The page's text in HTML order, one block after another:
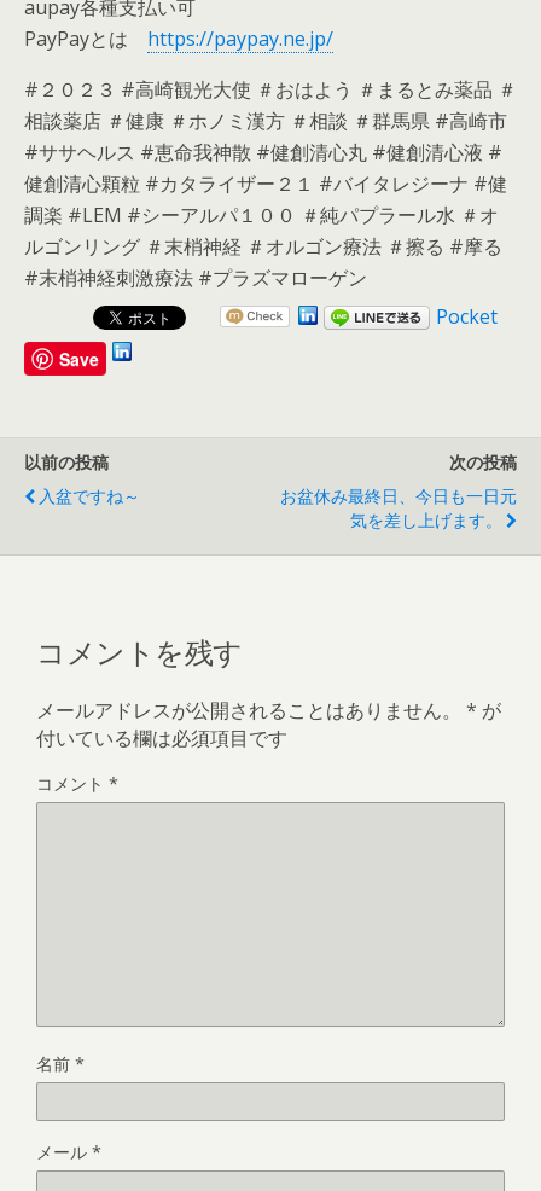
aupay各種支払い可
PayPayとは https://paypay.ne.jp/
#２０２３ #高崎観光大使 ＃おはよう ＃まるとみ薬品 ＃
相談薬店 ＃健康 ＃ホノミ漢方 ＃相談 ＃群馬県 #高崎市
#ササヘルス #恵命我神散 #健創清心丸 #健創清心液 #
健創清心顆粒 #カタライザー２１ #バイタレジーナ #健
調楽 #LEM #シーアルパ１００ ＃純パプラール水 ＃オ
ルゴンリング ＃末梢神経 ＃オルゴン療法 ＃擦る #摩る
#末梢神経刺激療法 #プラズマローゲン
Pocket
Save
以前の投稿
入盆ですね～
次の投稿
お盆休み最終日、今日も一日元
気を差し上げます。
コメントを残す
メールアドレスが公開されることはありません。 * が
付いている欄は必須項目です
コメント *
名前 *
メール *